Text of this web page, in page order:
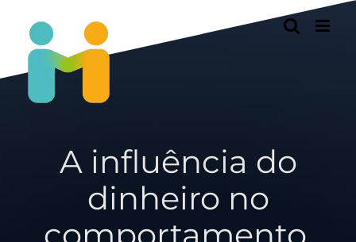
contenu
A influência do
dinheiro no
comportamento.